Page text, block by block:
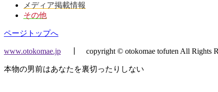
メディア掲載情報
その他
ページトップへ
www.otokomae.jp 丨 copyright © otokomae tofuten All Rights
本物の男前はあなたを裏切ったりしない